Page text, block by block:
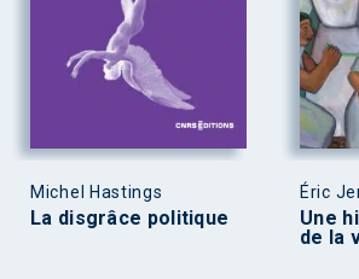
Michel Hastings
La disgrâce politique
Éric
Une
de la